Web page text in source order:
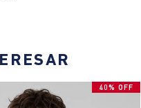
40% OFF